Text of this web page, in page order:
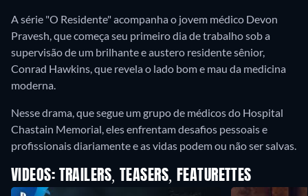
A série "O Residente" acompanha o jovem médico Devon
Pravesh, que começa seu primeiro dia de trabalho sob a
supervisão de um brilhante e austero residente sênior,
Conrad Hawkins, que revela o lado bom e mau da medicina
moderna.
Nesse drama, que segue um grupo de médicos do Hospital
Chastain Memorial, eles enfrentam desafios pessoais e
profissionais diariamente e as vidas podem ou não ser salvas.
VIDEOS: TRAILERS, TEASERS, FEATURETTES